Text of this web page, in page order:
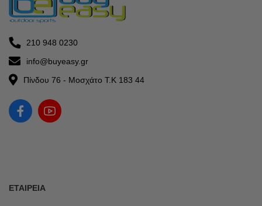
210 948 0230
info@buyeasy.gr
Πίνδου 76 - Μοσχάτο Τ.Κ 183 44
ΕΤΑΙΡΕΊΑ